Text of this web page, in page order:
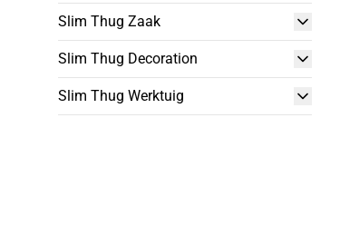
Slim Thug Zaak
Slim Thug Decoration
Slim Thug Werktuig